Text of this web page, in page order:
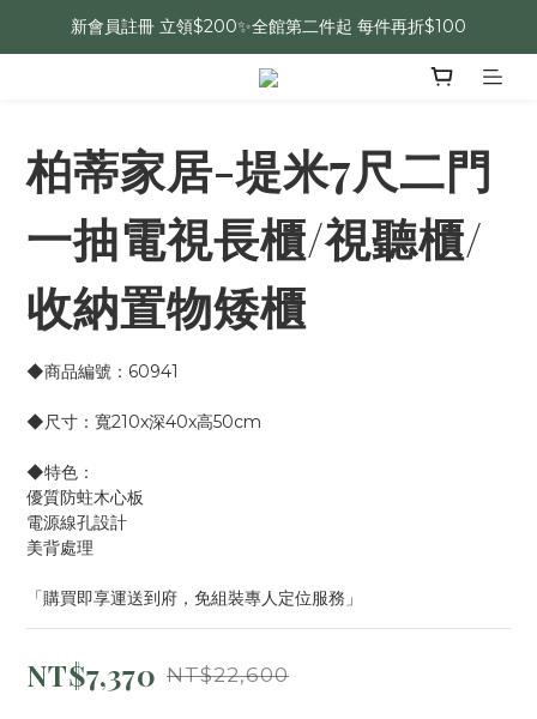
新會員註冊 立領$200✨全館第二件起 每件再折$100
柏蒂家居-堤米7尺二門
一抽電視長櫃/視聽櫃/
收納置物矮櫃
◆商品編號：60941
◆尺寸：寬210x深40x高50cm
◆特色：
優質防蛀木心板
電源線孔設計
美背處理
「購買即享運送到府，免組裝專人定位服務」
NT$7,370 NT$22,600